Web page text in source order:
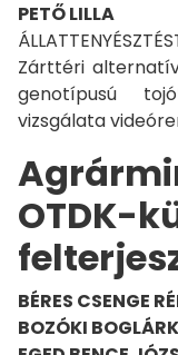
PETŐ LILLA
Zárttéri
genotípusú
vizsgálata
OTDK-
BÉRES CSENGE
BOZÓKI